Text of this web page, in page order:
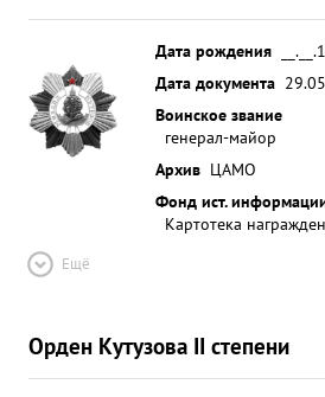
Дата рождения
Дата документа
Воинское звание
генерал-майор
Архив ЦАМО
Фонд ист.
Картотека
Ещё
Орден Кутузова II степени